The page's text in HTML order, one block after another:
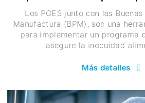
Los POES junto con las
Manufactura (BPM), son una
para implementar un programa
asegure la inocuidad
Más detalles